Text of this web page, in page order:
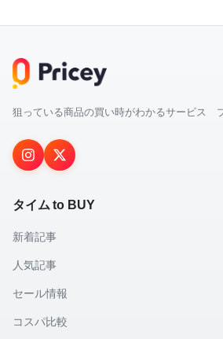
狙っている商品の買い時がわかるサービス
タイム to BUY
新着記事
人気記事
セール情報
コスパ比較